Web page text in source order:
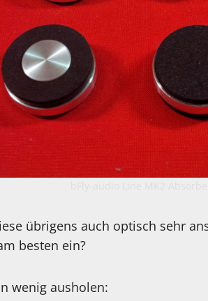
übrigens auch optisch sehr
besten ein?
wenig ausholen: